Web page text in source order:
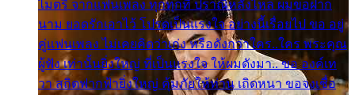
ไมตรี จากแฟนเพลง ทุกทุกที่ ปราณีหลั่งไหล ผมขอฝาก
นาม ยอดรักเอาไว้ โปรดเป็นแรงใจ อย่างนี้เรื่อยไป ขอ อยู่
คู่แฟนเพลง ไม่เคยคิดว่าเก่ง หรือดังกว่าใคร..ใคร พระคุณ
ผู้ฟัง เท่านั้นยิ่งใหญ่ ที่เป็นแรงใจ ให้ผมดังมา.. ขอ องค์เท
วา สถิตฟากฟ้ายิ่งใหญ่ คุ้มภัยให้ท่าน เถิดหนา ขอจงเชื่อ